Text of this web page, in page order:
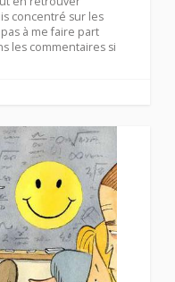
concentré sur les
à me faire part
les commentaires si